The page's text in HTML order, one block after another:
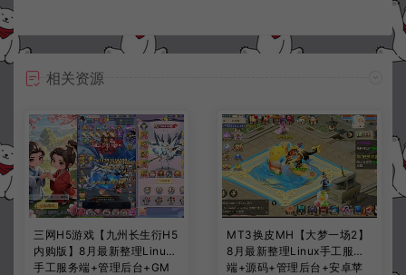
相关资源
三网H5游戏【九州长生衍H5
内购版】8月最新整理Linux
手工服务端+管理后台+GM
MT3换皮MH【大梦一场2】
8月最新整理Linux手工服务
端+源码+管理后台+安卓苹